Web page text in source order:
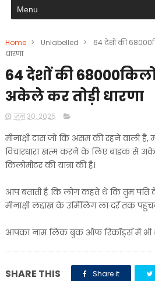
Home > Unlabelled >
64 देशों की
धारणा
64 देशों की
अकेले कर तोड़ी धारणा
जून 30, 2025
मीनाक्षी दास जो कि असम की रहने वाली
विचारधारा खत्म करने के लिए बाइक से
किलोमीटर की यात्रा की है।
आप बताती है कि लोग कहते थे कि तुम पति
मीनाक्षी लद्दाख के उर्मिलिंग ला दर्रे तक
आपका नाम लिंक बुक ऑफ रिकॉर्ड्स में भी
SHARE THIS Share it